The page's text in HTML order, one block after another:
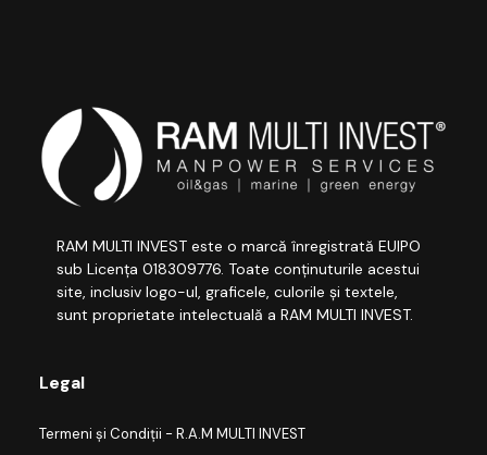
RAM MULTI INVEST este o marcă înregistrată EUIPO
sub Licența 018309776. Toate conținuturile acestui
site, inclusiv logo-ul, graficele, culorile și textele,
sunt proprietate intelectuală a RAM MULTI INVEST.
Legal
Termeni și Condiții - R.A.M MULTI INVEST